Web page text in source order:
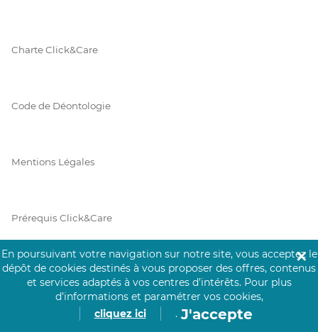
Charte Click&Care
Code de Déontologie
Mentions Légales
Prérequis Click&Care
Protection des Données
En poursuivant votre navigation sur notre site, vous acceptez le
dépôt de cookies destinés à vous proposer des offres, contenus
et services adaptés à vos centres d’intérêts. Pour plus
d’informations et paramétrer vos cookies,
cliquez ici
. J'accepte
✕